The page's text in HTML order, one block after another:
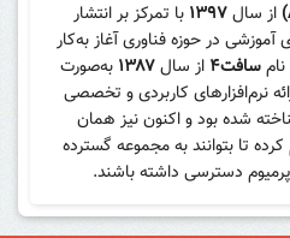
از سال۱۳۹۷ با تمرکز بر انتشار
در حوزه فناوری آغاز به‌کار
سافت۴ از سال۱۳۸۷ به‌صورت
نرم‌افزارهای کاربردی و تخصصی
شده بود و اکنون نیز همان
کرده تا بتوانند به مجموعه گسترده
دسترسی داشته باشند.